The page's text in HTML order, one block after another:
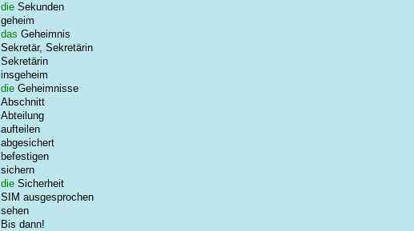
die Sekunden
geheim
das Geheimnis
Sekretär, Sekretärin
Sekretärin
insgeheim
die Geheimnisse
Abschnitt
Abteilung
aufteilen
abgesichert
befestigen
sichern
die Sicherheit
SIM ausgesprochen
sehen
Bis dann!